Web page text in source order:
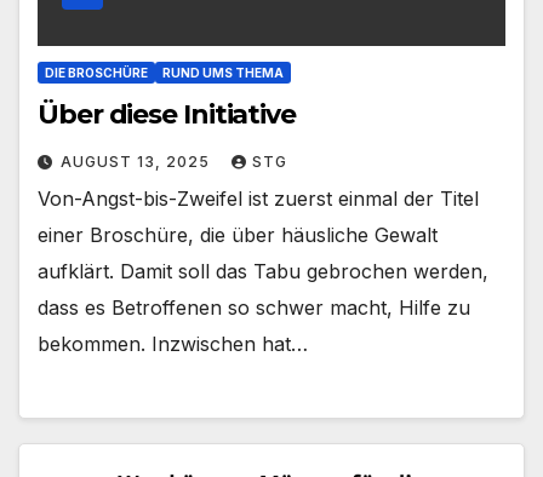
DIE BROSCHÜRE RUND UMS THEMA
Über diese Initiative
AUGUST 13, 2025 STG
Von-Angst-bis-Zweifel ist zuerst einmal der Titel
einer Broschüre, die über häusliche Gewalt
aufklärt. Damit soll das Tabu gebrochen werden,
dass es Betroffenen so schwer macht, Hilfe zu
bekommen. Inzwischen hat…